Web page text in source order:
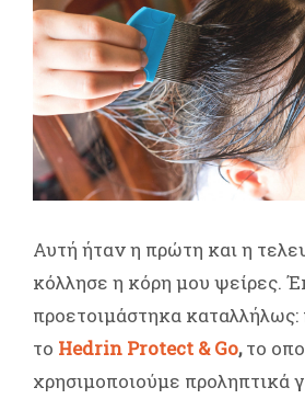
Αυτή ήταν η πρώτη και η
κόλλησε η κόρη μου ψείρες.
προετοιμάστηκα
το Hedrin Protect & Go,το
χρησιμοποιούμε προληπτικά